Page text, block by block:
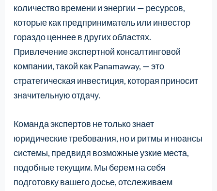
количество времени и энергии — ресурсов,
которые как предприниматель или инвестор
гораздо ценнее в других областях.
Привлечение экспертной консалтинговой
компании, такой как Panamaway, — это
стратегическая инвестиция, которая приносит
значительную отдачу.
Команда экспертов не только знает
юридические требования, но и ритмы и нюансы
системы, предвидя возможные узкие места,
подобные текущим. Мы берем на себя
подготовку вашего досье, отслеживаем